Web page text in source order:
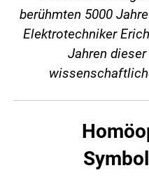
berühmten 5000
Elektrotechniker
Jahren